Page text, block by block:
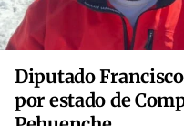
Diputado
por estado de